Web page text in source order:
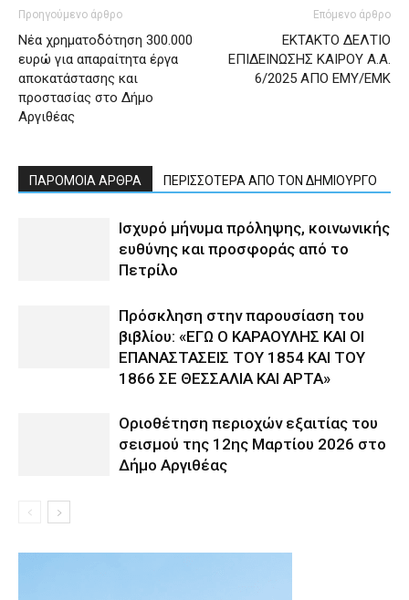
Προηγούμενο άρθρο
Νέα χρηματοδότηση 300.000
ευρώ για απαραίτητα έργα
αποκατάστασης και
προστασίας στο Δήμο
Αργιθέας
Επόμενο άρθρο
ΕΚΤΑΚΤΟ ΔΕΛΤΙΟ
ΕΠΙΔΕΙΝΩΣΗΣ ΚΑΙΡΟΥ Α.Α.
6/2025 ΑΠΟ ΕΜΥ/ΕΜΚ
ΠΑΡΟΜΟΙΑ ΑΡΘΡΑ ΠΕΡΙΣΣΟΤΕΡΑ ΑΠΟ ΤΟΝ ΔΗΜΙΟΥΡΓΟ
Ισχυρό μήνυμα πρόληψης, κοινωνικής
ευθύνης και προσφοράς από το
Πετρίλο
Πρόσκληση στην παρουσίαση του
βιβλίου: «ΕΓΩ Ο ΚΑΡΑΟΥΛΗΣ ΚΑΙ ΟΙ
ΕΠΑΝΑΣΤΑΣΕΙΣ ΤΟΥ 1854 ΚΑΙ ΤΟΥ
1866 ΣΕ ΘΕΣΣΑΛΙΑ ΚΑΙ ΑΡΤΑ»
Οριοθέτηση περιοχών εξαιτίας του
σεισμού της 12ης Μαρτίου 2026 στο
Δήμο Αργιθέας